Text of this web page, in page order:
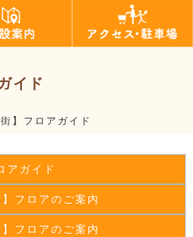
イド
街】フロアガイド
アガイド
】フロアのご案内
】フロアのご案内